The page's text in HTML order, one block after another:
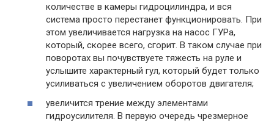
количестве в камеры гидроцилиндра, и вся
система просто перестанет функционировать. При
этом увеличивается нагрузка на насос ГУРа,
который, скорее всего, сгорит. В таком случае при
поворотах вы почувствуете тяжесть на руле и
услышите характерный гул, который будет только
усиливаться с увеличением оборотов двигателя;
увеличится трение между элементами
гидроусилителя. В первую очередь чрезмерное